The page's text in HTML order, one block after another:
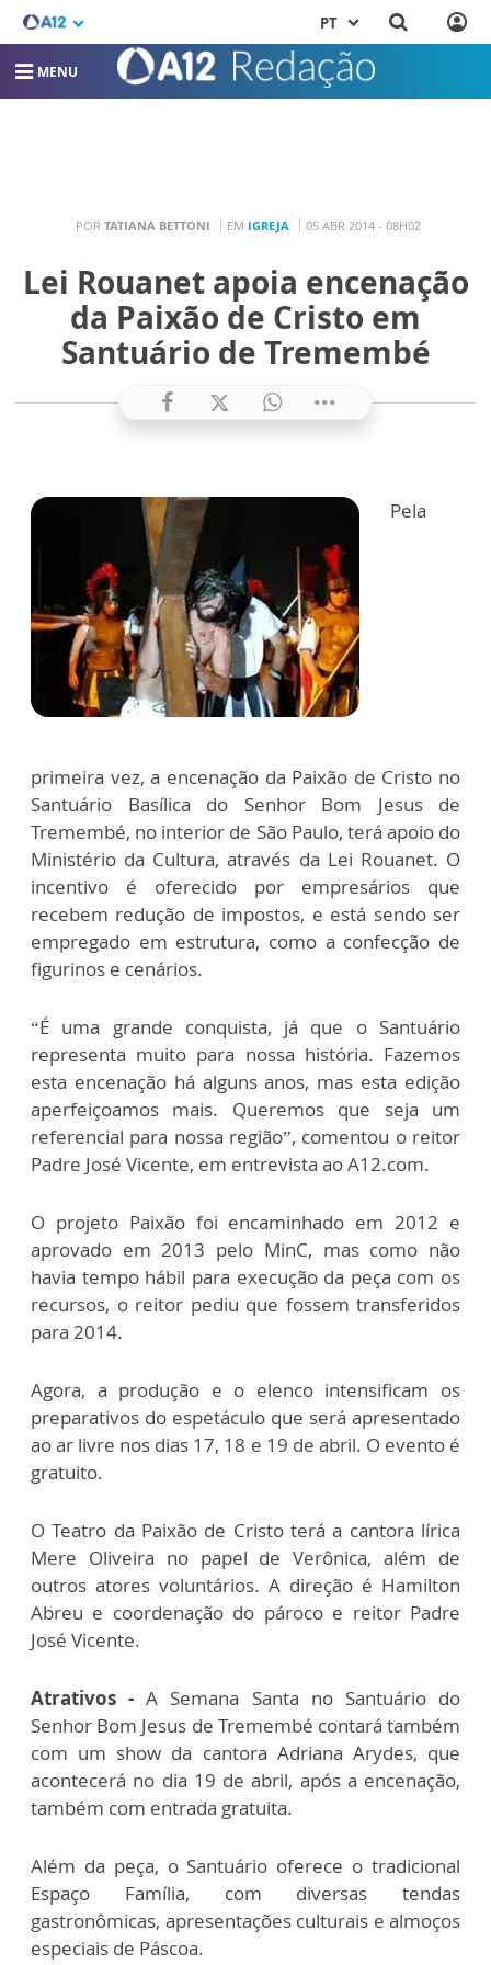
PT
MENU
POR TATIANA BETTONI EM IGREJA 05 ABR 2014 - 08H02
Lei Rouanet apoia encenação
da Paixão de Cristo em
Santuário de Tremembé
Pela
primeira vez, a encenação da Paixão de Cristo no
Santuário Basílica do Senhor Bom Jesus de
Tremembé, no interior de São Paulo, terá apoio do
Ministério da Cultura, através da Lei Rouanet. O
incentivo é oferecido por empresários que
recebem redução de impostos, e está sendo ser
empregado em estrutura, como a confecção de
figurinos e cenários.
“É uma grande conquista, já que o Santuário
representa muito para nossa história. Fazemos
esta encenação há alguns anos, mas esta edição
aperfeiçoamos mais. Queremos que seja um
referencial para nossa região”, comentou o reitor
Padre José Vicente, em entrevista ao A12.com.
O projeto Paixão foi encaminhado em 2012 e
aprovado em 2013 pelo MinC, mas como não
havia tempo hábil para execução da peça com os
recursos, o reitor pediu que fossem transferidos
para 2014.
Agora, a produção e o elenco intensificam os
preparativos do espetáculo que será apresentado
ao ar livre nos dias 17, 18 e 19 de abril. O evento é
gratuito.
O Teatro da Paixão de Cristo terá a cantora lírica
Mere Oliveira no papel de Verônica, além de
outros atores voluntários. A direção é Hamilton
Abreu e coordenação do pároco e reitor Padre
José Vicente.
Atrativos - A Semana Santa no Santuário do
Senhor Bom Jesus de Tremembé contará também
com um show da cantora Adriana Arydes, que
acontecerá no dia 19 de abril, após a encenação,
também com entrada gratuita.
Além da peça, o Santuário oferece o tradicional
Espaço Família, com diversas tendas
gastronômicas, apresentações culturais e almoços
especiais de Páscoa.